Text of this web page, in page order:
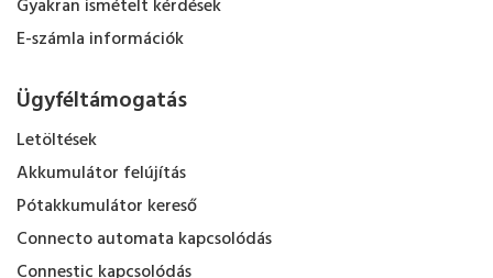
Gyakran ismételt kérdések
E-számla információk
Ügyféltámogatás
Letöltések
Akkumulátor felújítás
Pótakkumulátor kereső
Connecto automata kapcsolódás